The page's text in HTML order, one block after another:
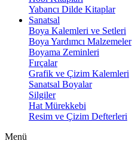
Yabancı Dilde Kitaplar
Sanatsal
Boya Kalemleri ve Setleri
Boya Yardımcı Malzemeler
Boyama Zeminleri
Fırçalar
Grafik ve Çizim Kalemleri
Sanatsal Boyalar
Silgiler
Hat Mürekkebi
Resim ve Çizim Defterleri
Menü